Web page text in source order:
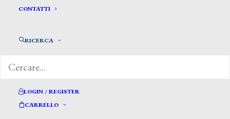
CONTATTI
RICERCA
LOGIN / REGISTER
CARRELLO